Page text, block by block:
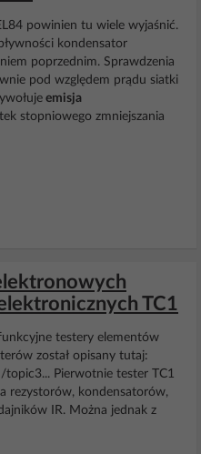
powinien tu wiele wyjaśnić.
kondensator
poprzednim. Sprawdzenia
pod względem prądu siatki
emisja
stopniowego zmniejszania
TC1
testery elementów
został opisany tutaj:
Pierwotnie tester TC1
rezystorów, kondensatorów,
IR. Można jednak z